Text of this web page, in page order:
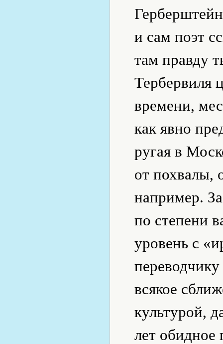
и сам поэт
там правду
Тербервиля
времени,
как явно
ругая в
от похвалы,
например.
по степени
уровень с
всякое
культурой,
лет обидное